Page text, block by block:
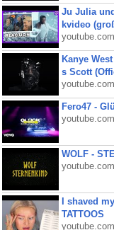
Ju Julia
kvideo
youtube.com
Kanye
s Scott
youtube.com
Fero47 -
youtube.com
WOLF -
youtube.com
I shaved
TATTOOS
youtube.com